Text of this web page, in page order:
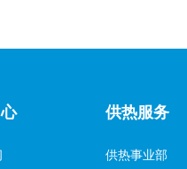
供热服务
供热事业部